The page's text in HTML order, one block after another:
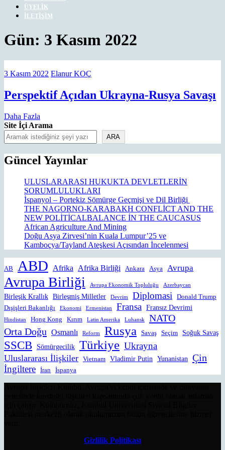
ÜYELIK
İLETIŞIM
MENU
Gün: 3 Kasım 2022
3 Kasım 2022 3
2022
Elanur KOÇ
Perspektif Açıdan Ukrayna-Rusya Savaşı
Daha Fazla
Fazla
Site İçi Arama
ARA
Güncel Yayınlar
ULUSLARARASI HUKUKTA DEVLETLERİN
SORUMLULUKLARI
İspanyol – Portekiz Sömürge Geçmişi ve Dil Birliği
THE NAGORNO-KARABAKH CONFLİCT AND THE
NEW POLİTİCALBALANCE İN THE CAUCASUS
African Agriculture And Mining
Doğu Asya Zirvesi’nin Kuala Lumpur’25 ve
Kamboçya/Tayland Ateşkesi Açısından İncelenmesi
AB ABD Afrika Afrika Birliği Ankara Asya Avrupa
Avrupa Birliği Avrupa Ekonomik Topluluğu Azerbaycan
Birleşik Krallık Birleşmiş Milletler Devrim Diplomasi
Donald Trump
Dışişleri Bakanlığı
Ekonomi Ermenistan Fransa Fransız Devrimi
Hindistan Hong Kong Kırım Latin Amerika Luhansk
NATO
Orta Doğu Osmanlı Reform Rusya Savaş Seçim Soğuk Savaş
SSCB Sömürgecilik Türkiye Ukrayna
Uluslararası İlişkiler Vietnam Vladimir Putin Yunanistan Çin
İngiltere İran İspanya
Gizlilik Politikası